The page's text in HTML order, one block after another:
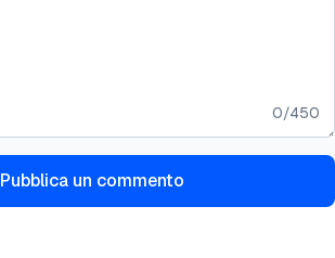
0/450
Pubblica un commento